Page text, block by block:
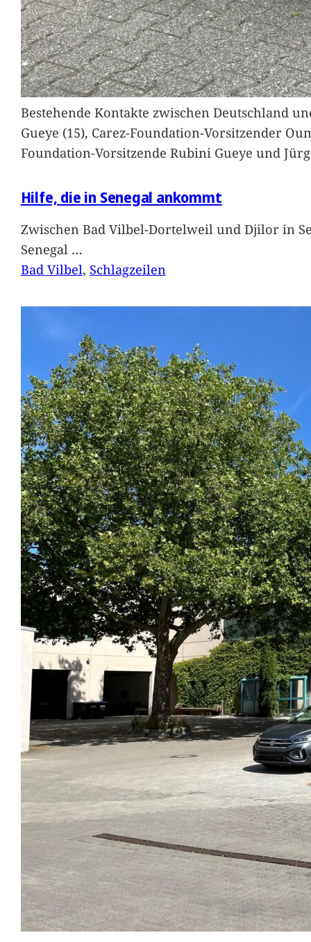
Bestehende Kontakte zwischen Deutschland
Gueye (15), Carez-Foundation-Vorsitzender
Foundation-Vorsitzende Rubini Gueye und
Hilfe, die in Senegal ankommt
Zwischen Bad Vilbel-Dortelweil und Djilor in
Senegal …
Bad Vilbel, Schlagzeilen